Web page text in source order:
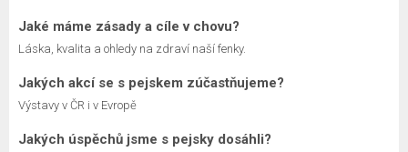
Jaké máme zásady a cíle v chovu?
Láska, kvalita a ohledy na zdraví naší fenky.
Jakých akcí se s pejskem zúčastňujeme?
Výstavy v ČR i v Evropě
Jakých úspěchů jsme s pejsky dosáhli?